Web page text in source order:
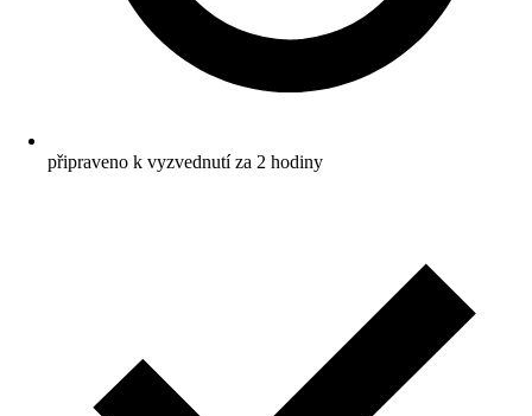
připraveno k vyzvednutí za 2 hodiny